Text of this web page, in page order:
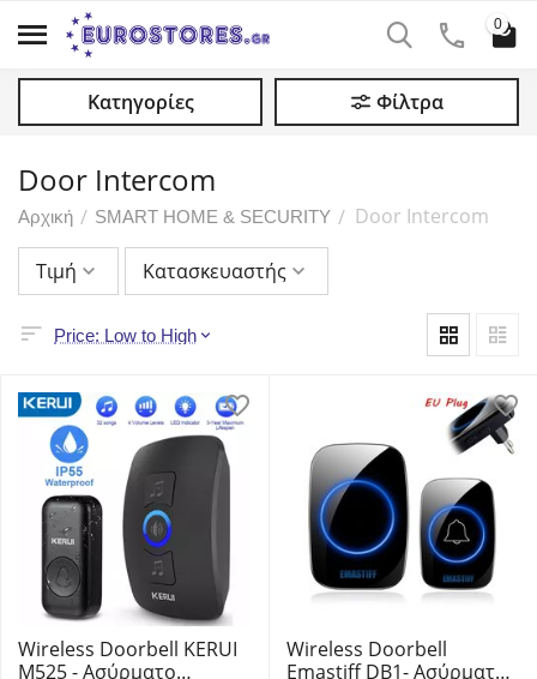
0
Κατηγορίες Φίλτρα
Door Intercom
Αρχική / SMART HOME & SECURITY / Door Intercom
Τιμή Κατασκευαστής
Price: Low to High
Wireless Doorbell KERUI
M525 - Ασύρματο
Wireless Doorbell
Emastiff DB1- Ασύρματο